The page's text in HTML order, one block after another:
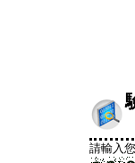
請輸入